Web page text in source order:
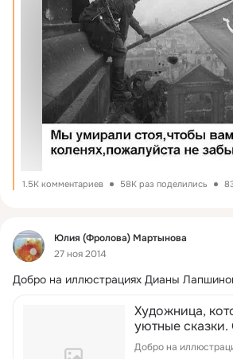
1.5K комментариев 58K раз поделились
Фид
Юлия (Фролова) Мартынова
27 ноя 2014
Добро на иллюстрациях Дианы
Художница,
уютные
вас этой
Добро на